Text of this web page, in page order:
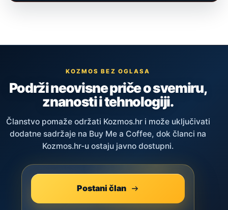
KOZMOS BEZ OGLASA
Podrži neovisne priče o svemiru,
znanosti i tehnologiji.
Članstvo pomaže održati Kozmos.hr i može uključivati
dodatne sadržaje na Buy Me a Coffee, dok članci na
Kozmos.hr-u ostaju javno dostupni.
Postani član